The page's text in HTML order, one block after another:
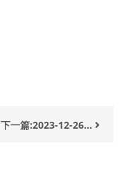
下一篇:2023-12-26...